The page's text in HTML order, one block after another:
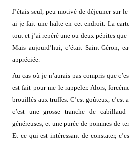
J’étais seul, peu motivé de déjeuner sur
ai-je fait une halte en cet endroit. La
tout et j’ai repéré une ou deux pépites que
Mais aujourd’hui, c’était Saint-Géron,
appréciée.
Au cas où je n’aurais pas compris que
est fait pour me le rappeler. Alors,
brouillés aux truffes. C’est goûteux, c’est
c’est une grosse tranche de
généreuses, et une purée de pommes de
Et ce qui est intéressant de constater,